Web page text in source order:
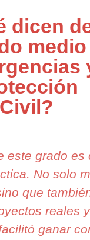
dicen
medio
Civil?
este grado es
No solo
que
reales
ganar